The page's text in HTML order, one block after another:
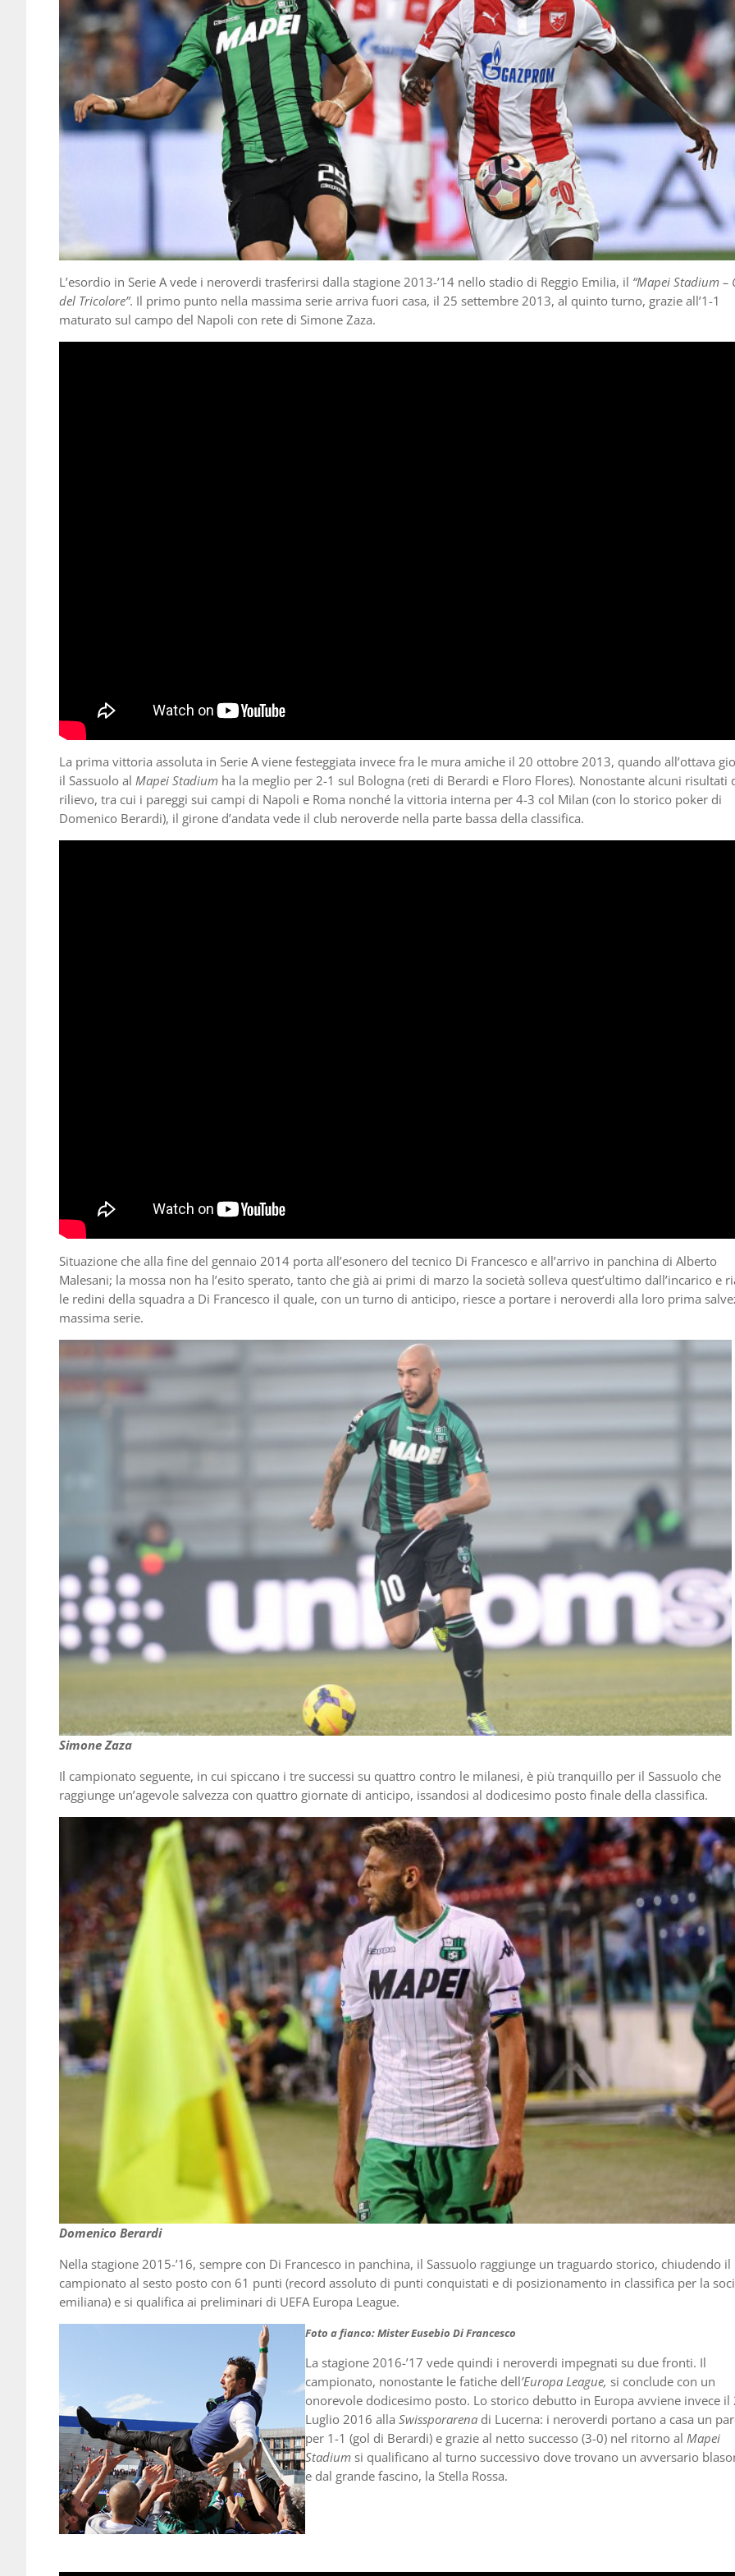
L’esordio in Serie A vede i neroverdi trasferirsi dalla stagione 2013-’14 nello stadio di Reggio Emilia, il “Mapei Stadium –
del Tricolore”. Il primo punto nella massima serie arriva fuori casa, il 25 settembre 2013, al quinto turno, grazie all’1-1
maturato sul campo del Napoli con rete di Simone Zaza.
La prima vittoria assoluta in Serie A viene festeggiata invece fra le mura amiche il 20 ottobre 2013, quando all’ottava
il Sassuolo al Mapei Stadium ha la meglio per 2-1 sul Bologna (reti di Berardi e Floro Flores). Nonostante alcuni risultati
rilievo, tra cui i pareggi sui campi di Napoli e Roma nonché la vittoria interna per 4-3 col Milan (con lo storico poker di
Domenico Berardi), il girone d’andata vede il club neroverde nella parte bassa della classifica.
Situazione che alla fine del gennaio 2014 porta all’esonero del tecnico Di Francesco e all’arrivo in panchina di Alberto
Malesani; la mossa non ha l’esito sperato, tanto che già ai primi di marzo la società solleva quest’ultimo dall’incarico e
le redini della squadra a Di Francesco il quale, con un turno di anticipo, riesce a portare i neroverdi alla loro prima
massima serie.
Simone Zaza
Il campionato seguente, in cui spiccano i tre successi su quattro contro le milanesi, è più tranquillo per il Sassuolo che
raggiunge un’agevole salvezza con quattro giornate di anticipo, issandosi al dodicesimo posto finale della classifica.
Domenico Berardi
Nella stagione 2015-’16, sempre con Di Francesco in panchina, il Sassuolo raggiunge un traguardo storico, chiudendo il
campionato al sesto posto con 61 punti (record assoluto di punti conquistati e di posizionamento in classifica per la
emiliana) e si qualifica ai preliminari di UEFA Europa League.
Foto a fianco: Mister Eusebio Di Francesco
La stagione 2016-’17 vede quindi i neroverdi impegnati su due fronti. Il
campionato, nonostante le fatiche dell’Europa League, si conclude con un
onorevole dodicesimo posto. Lo storico debutto in Europa avviene invece il
Luglio 2016 alla Swissporarena di Lucerna: i neroverdi portano a casa un
per 1-1 (gol di Berardi) e grazie al netto successo (3-0) nel ritorno al Mapei
Stadium si qualificano al turno successivo dove trovano un avversario
e dal grande fascino, la Stella Rossa.